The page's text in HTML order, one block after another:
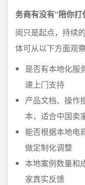
务商有没有“陪你打
阅只是起点，持续
体可从以下方面观察
是否有本地化服
速上门支持
产品文档、操作
本，适合中国卖
能否根据本地电
做定制化调整
本地案例数量和
家真实反馈